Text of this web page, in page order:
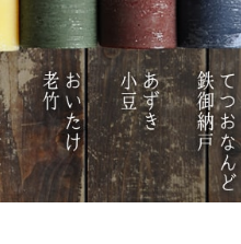
りキャンドル
ALL
本格手作りキャンドル材料